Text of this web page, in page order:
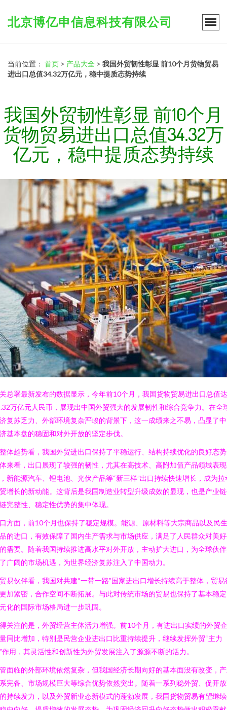
北京博亿申信息科技有限公司
当前位置： 首页 > 产品大全 > 我国外贸韧性彰显 前10个月货物贸易
进出口总值34.32万亿元，稳中提质态势持续
我国外贸韧性彰显 前10个月
货物贸易进出口总值34.32万
亿元，稳中提质态势持续
总署最新发布的数据显示，今年前10个月，我国货物贸易进出口总值达
万亿元人民币，展现出中国外贸强大的发展韧性和综合竞争力。在全
复苏乏力、外部环境复杂严峻的背景下，这一成绩来之不易，凸显了
基本盘的稳固和对外开放的坚定步伐。
体趋势看，我国外贸进出口保持了平稳运行、结构持续优化的良好态
来看，出口展现了较强的韧性，尤其在高技术、高附加值产品领域表
新能源汽车、锂电池、光伏产品等“新三样”出口持续快速增长，成为拉
增长的新动能。这背后是我国制造业转型升级成效的显现，也是产业
完整性、稳定性优势的集中体现。
方面，前10个月也保持了稳定规模。能源、原材料等大宗商品以及民
的进口，有效保障了国内生产需求与市场供应，满足了人民群众对美
需要。随着我国持续推进高水平对外开放，主动扩大进口，为全球伙
广阔的市场机遇，为世界经济复苏注入了中国动力。
易伙伴看，我国对共建“一带一路”国家进出口增长持续高于整体，贸易
加紧密，合作空间不断拓展。与此对传统市场的贸易也保持了基本稳
化的国际市场格局进一步巩固。
关注的是，外贸经营主体活力增强。前10个月，有进出口实绩的外贸
同比增加，特别是民营企业进出口比重持续提升，继续发挥外贸“主力
作用，其灵活性和创新性为外贸发展注入了源源不断的活力。
面临的外部环境依然复杂，但我国经济长期向好的基本面没有改变，
完备、市场规模巨大等综合优势依然突出。随着一系列稳外贸、促开
持续发力，以及外贸新业态新模式的蓬勃发展，我国货物贸易有望继